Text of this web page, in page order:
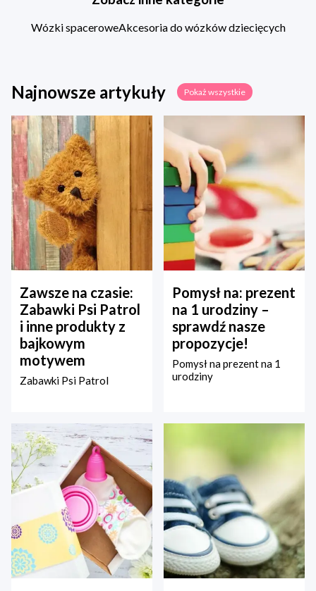
Wózki spaceroweAkcesoria do wózków dziecięcych
Najnowsze artykuły Pokaż wszystkie
Zawsze na czasie:
Zabawki Psi Patrol
i inne produkty z
bajkowym
motywem
Zabawki Psi Patrol
Pomysł na: prezent
na 1 urodziny –
sprawdź nasze
propozycje!
Pomysł na prezent na 1
urodziny